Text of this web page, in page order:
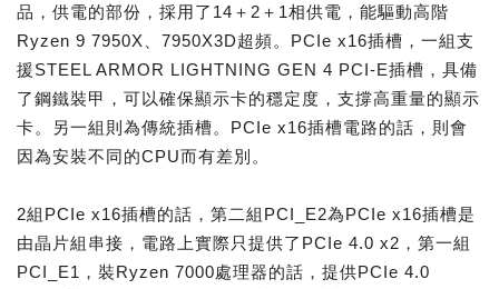
品，供電的部份，採用了14＋2＋1相供電，能驅動高階
Ryzen 9 7950X、7950X3D超頻。PCIe x16插槽，一組支
援STEEL ARMOR LIGHTNING GEN 4 PCI-E插槽，具備
了鋼鐵裝甲，可以確保顯示卡的穩定度，支撐高重量的顯示
卡。另一組則為傳統插槽。PCIe x16插槽電路的話，則會
因為安裝不同的CPU而有差別。
2組PCIe x16插槽的話，第二組PCI_E2為PCIe x16插槽是
由晶片組串接，電路上實際只提供了PCIe 4.0 x2，第一組
PCI_E1，裝Ryzen 7000處理器的話，提供PCIe 4.0